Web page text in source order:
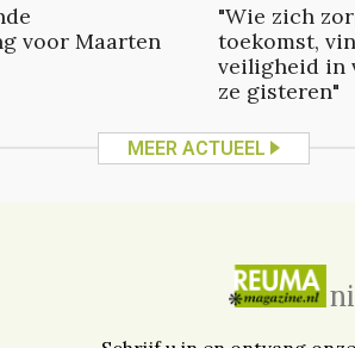
voor Maarten
"Wie zich
toekomst,
veiligheid in
ze gisteren"
MEER ACTUEEL